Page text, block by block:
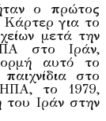
ο πρώτος
Κάρτερ για το
μετά την
στο Ιράν,
αυτό το
στο
το 1979,
του Ιράν στην